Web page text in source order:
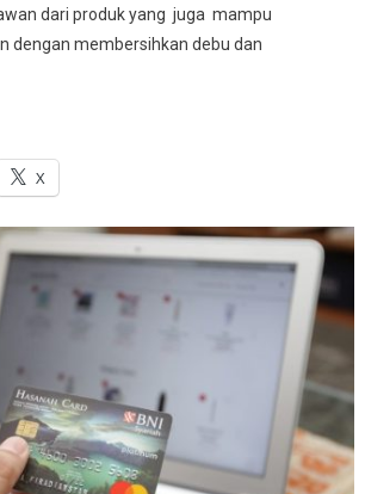
dari produk yang juga mampu
dengan membersihkan debu dan
X